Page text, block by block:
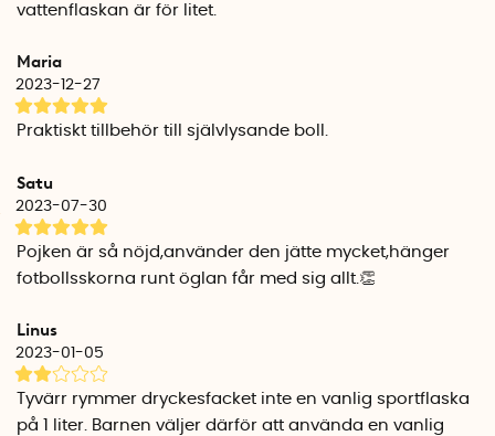
vattenflaskan är för litet.
Maria
2023-12-27
Praktiskt tillbehör till självlysande boll.
Satu
2023-07-30
Pojken är så nöjd,använder den jätte mycket,hänger
fotbollsskorna runt öglan får med sig allt.👏
Linus
2023-01-05
Tyvärr rymmer dryckesfacket inte en vanlig sportflaska
på 1 liter. Barnen väljer därför att använda en vanlig